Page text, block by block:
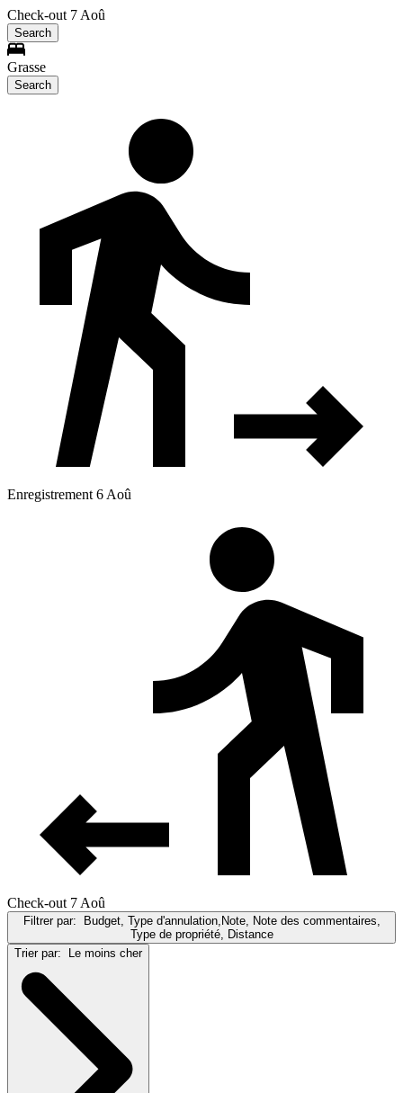
Check-out 7 Aoû
Search
Grasse
Search
Enregistrement 6 Aoû
Check-out 7 Aoû
Filtrer par: Budget, Type d'annulation,Note, Note des commentaires,
Type de propriété, Distance
Trier par: Le moins cher